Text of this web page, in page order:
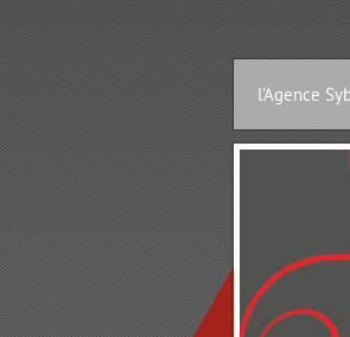
l'Agence